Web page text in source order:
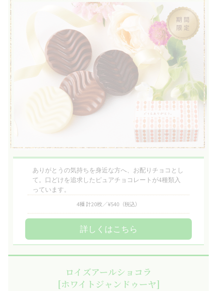
ありがとうの気持ちを身近な方へ、お配りチョコとし
て。口どけを追求したピュアチョコレートが4種類入
っています。
4種 計20枚／¥540 （税込）
詳しくはこちら
ロイズアールショコラ
[ホワイトジャンドゥーヤ]